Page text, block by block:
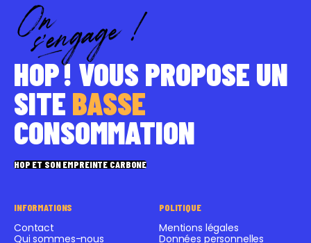
HOP ! VOUS PROPOSE UN
SITE BASSE
CONSOMMATION
HOP ET SON EMPREINTE CARBONE
INFORMATIONS
Contact
Qui sommes-nous
POLITIQUE
Mentions légales
Données personnelles